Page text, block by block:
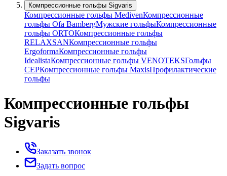
Компрессионные гольфы Sigvaris
Компрессионные гольфы MedivenКомпрессионные
гольфы Ofa BambergМужские гольфыКомпрессионные
гольфы ORTOКомпрессионные гольфы
RELAXSANКомпрессионные гольфы
ErgoformaКомпрессионные гольфы
IdealistaКомпрессионные гольфы VENOTEKSГольфы
CEPКомпрессионные гольфы MaxisПрофилактические
гольфы
Компрессионные гольфы
Sigvaris
Заказать звонок
Задать вопрос